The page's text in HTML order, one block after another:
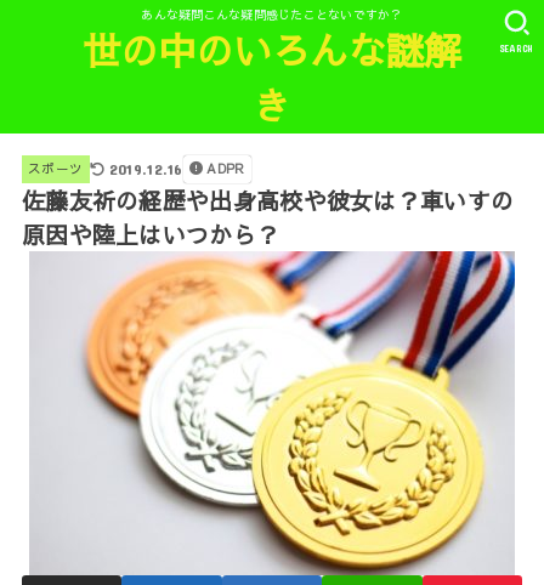
あんな疑問こんな疑問感じたことないですか？
世の中のいろんな謎解
き
SEARCH
スポーツ 2019.12.16 ADPR
佐藤友祈の経歴や出身高校や彼女は？車いすの
原因や陸上はいつから？